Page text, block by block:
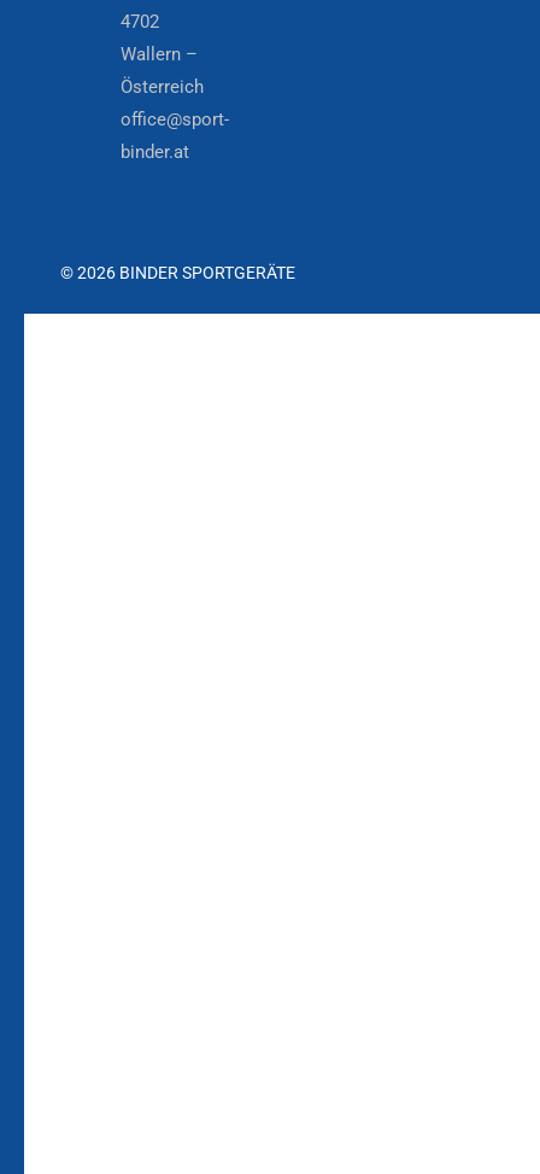
4702
Wallern –
Österreich
office@sport-
binder.at
© 2026 BINDER SPORTGERÄTE